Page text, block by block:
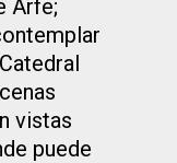
Arfe;
vistas
puede